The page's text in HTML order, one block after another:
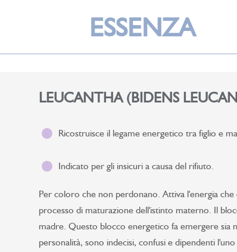
ESSENZA
LEUCANTHA (BIDENS
Ricostruisce il legame energetico tra figlio e
Indicato per gli insicuri a causa del rifiuto.
Per coloro che non perdonano. Attiva l'energia
processo di maturazione dell'istinto materno. Il
madre. Questo blocco energetico fa emergere sia
personalità, sono indecisi, confusi e dipendenti